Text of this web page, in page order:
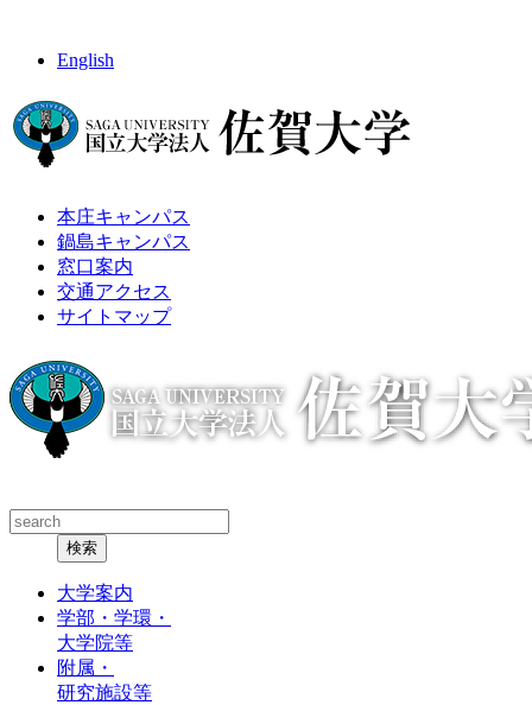
English
本庄キャンパス
鍋島キャンパス
窓口案内
交通アクセス
サイトマップ
大学案内
学部・学環・
大学院等
附属・
研究施設等